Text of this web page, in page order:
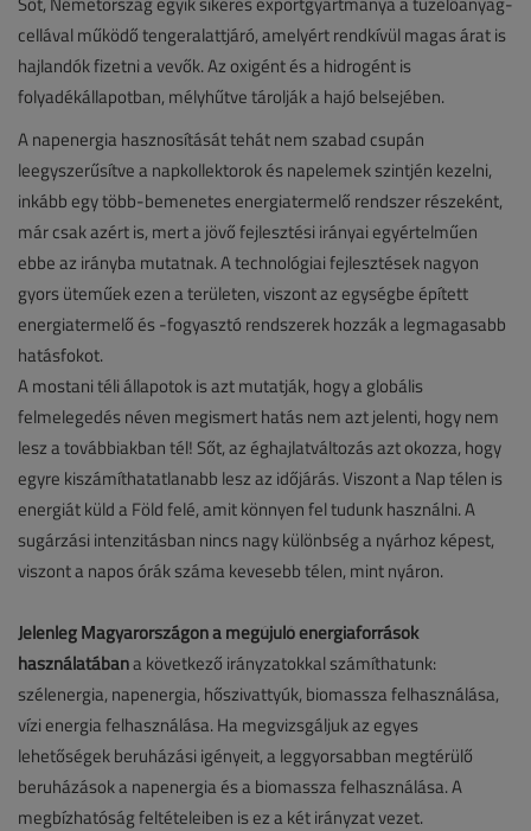
cellával működő tengeralattjáró, amelyért rendkívül magas árat is
hajlandók fizetni a vevők. Az oxigént és a hidrogént is
folyadékállapotban, mélyhűtve tárolják a hajó belsejében.
A napenergia hasznosítását tehát nem szabad csupán
leegyszerűsítve a napkollektorok és napelemek szintjén kezelni,
inkább egy több-bemenetes energiatermelő rendszer részeként,
már csak azért is, mert a jövő fejlesztési irányai egyértelműen
ebbe az irányba mutatnak. A technológiai fejlesztések nagyon
gyors üteműek ezen a területen, viszont az egységbe épített
energiatermelő és -fogyasztó rendszerek hozzák a legmagasabb
hatásfokot.
A mostani téli állapotok is azt mutatják, hogy a globális
felmelegedés néven megismert hatás nem azt jelenti, hogy nem
lesz a továbbiakban tél! Sőt, az éghajlatváltozás azt okozza, hogy
egyre kiszámíthatatlanabb lesz az időjárás. Viszont a Nap télen is
energiát küld a Föld felé, amit könnyen fel tudunk használni. A
sugárzási intenzitásban nincs nagy különbség a nyárhoz képest,
viszont a napos órák száma kevesebb télen, mint nyáron.
Jelenleg Magyarországon a megújuló energiaforrások
használatábana következő irányzatokkal számíthatunk:
szélenergia, napenergia, hőszivattyúk, biomassza felhasználása,
vízi energia felhasználása. Ha megvizsgáljuk az egyes
lehetőségek beruházási igényeit, a leggyorsabban megtérülő
beruházások a napenergia és a biomassza felhasználása. A
megbízhatóság feltételeiben is ez a két irányzat vezet.